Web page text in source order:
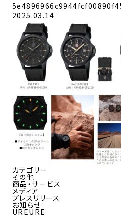
2025.03.14
カテゴリー
その他
商品・サービス
メディア
プレスリリース
お知らせ
UREURE